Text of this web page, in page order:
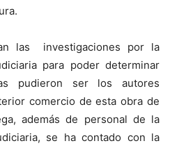
las investigaciones por la
para poder determinar
pudieron ser los autores
comercio de esta obra de
además de personal de la
se ha contado con la